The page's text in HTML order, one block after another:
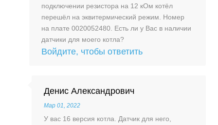
подключении резистора на 12 кОм котёл
перешёл на эквитермический режим. Номер
на плате 0020052480. Есть ли у Вас в наличии
датчики для моего котла?
Войдите, чтобы ответить
Денис Александрович
Мар 01, 2022
У вас 16 версия котла. Датчик для него,